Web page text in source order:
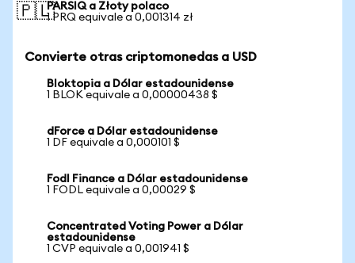
🇵🇱PARSIQ a Złoty polaco
1 PRQ equivale a 0,001314 zł
Convierte otras criptomonedas a USD
Bloktopia a Dólar estadounidense
1 BLOK equivale a 0,00000438 $
dForce a Dólar estadounidense
1 DF equivale a 0,000101 $
Fodl Finance a Dólar estadounidense
1 FODL equivale a 0,00029 $
Concentrated Voting Power a Dólar
estadounidense
1 CVP equivale a 0,001941 $